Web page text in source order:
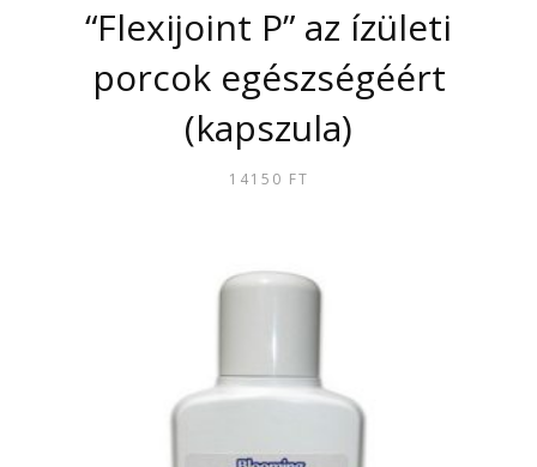
“Flexijoint P” az ízületi
porcok egészségéért
(kapszula)
14150 FT